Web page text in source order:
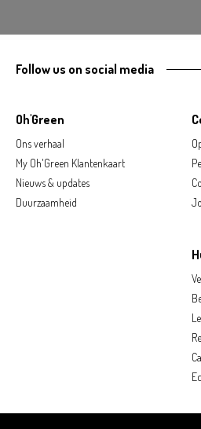
Oh'Green
Ons verhaal
My Oh'Green Klantenkaart
Nieuws & updates
Duurzaamheid
Follow us on social media